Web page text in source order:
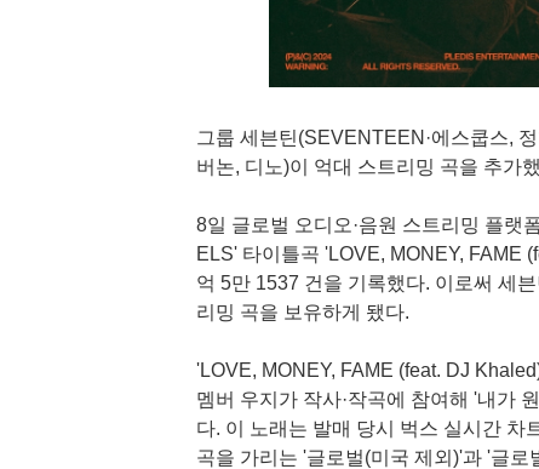
그룹 세븐틴(SEVENTEEN·에스쿱스,
버논, 디노)이 억대 스트리밍 곡을 추가
8일 글로벌 오디오·음원 스트리밍 플랫
ELS' 타이틀곡 'LOVE, MONEY, FAME
억 5만 1537 건을 기록했다. 이로써 세
리밍 곡을 보유하게 됐다.
'LOVE, MONEY, FAME (feat. DJ
멤버 우지가 작사·작곡에 참여해 '내가
다. 이 노래는 발매 당시 벅스 실시간 차
곡을 가리는 '글로벌(미국 제외)'과 '글